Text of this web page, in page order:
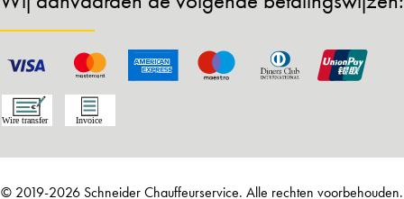
© 2019-2026 Schneider Chauffeurservice. Alle rechten voorbehouden.